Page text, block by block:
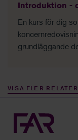
Introduktion -
En kurs för dig
grundläggande
VISA FLER